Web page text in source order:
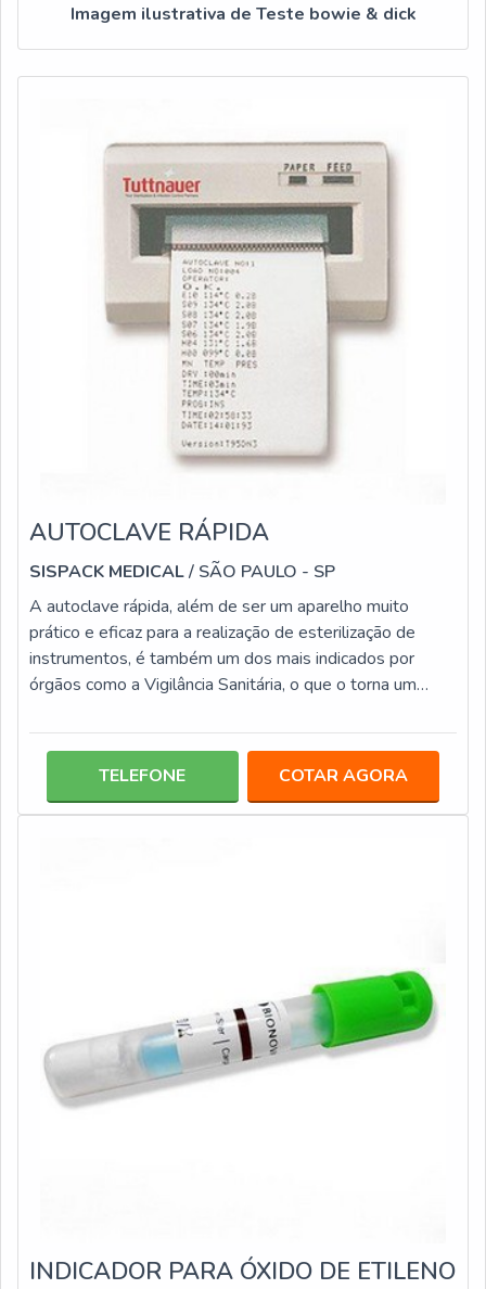
Imagem ilustrativa de Teste bowie & dick
AUTOCLAVE RÁPIDA
SISPACK MEDICAL/ SÃO PAULO - SP
A autoclave rápida, além de ser um aparelho muito
prático e eficaz para a realização de esterilização de
instrumentos, é também um dos mais indicados por
órgãos como a Vigilância Sanitária, o que o torna um
longe do perigo de infecções. Além disso, a autoclave é
torna uma aquisição segura, entre elas: Possui custo
acessível; É compatível com diversos tipos de
TELEFONE COTAR AGORA
INDICADOR PARA ÓXIDO DE ETILENO